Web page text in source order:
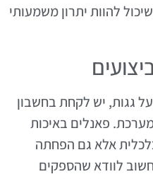
להוות יתרון משמעותי
גגות, יש לקחת בחשבון
פאנלים באיכות
אלא גם הפחתה
לוודא שהספקים